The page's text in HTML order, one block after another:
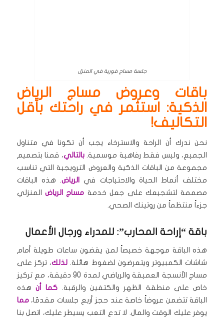
جلسة مساج فورية في المنزل
باقات وعروض مساج الرياض
الذكية: استثمر في راحتك بأقل
التكاليف!
نحن ندرك أن الراحة والاسترخاء يجب أن تكونا في متناول
الجميع، وليس فقط رفاهية موسمية.بالتالي، قمنا بتصميم
مجموعة من الباقات الذكية والعروض الترويجية التي تناسب
مختلف أنماط الحياة والاحتياجات في
الرياض. هذه الباقات
مصممة لتشجيعك على جعل خدمة مساج الرياضالمنزلي
جزءاً منتظماً من روتينك الصحي.
باقة “إراحة المحارب”: للمدراء ورجال الأعمال
هذه الباقة موجهة خصيصاً لمن يقضون ساعات طويلة أمام
شاشات الكمبيوتر ويتعرضون لضغوط هائلة. لذلك، تركز على
مساج الأنسجة العميقة والرياضي لمدة 90 دقيقة، مع تركيز
خاص على منطقة الظهر والكتفين والرقبة. كما أن هذه
الباقة تتضمن عروضاً خاصة عند حجز أربع جلسات مقدمًا،مما
يوفر عليك الوقت والمال. لا تدع التعب يسيطر عليك، اتصل بنا